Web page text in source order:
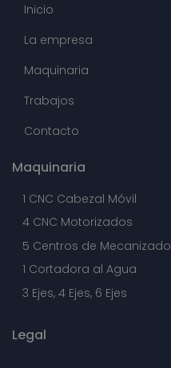
Inicio
La empresa
Maquinaria
Trabajos
Contacto
Maquinaria
1 CNC Cabezal Móvil
4 CNC Motorizados
5 Centros de Mecanizado
1 Cortadora al Agua
3 Ejes, 4 Ejes, 6 Ejes
Legal